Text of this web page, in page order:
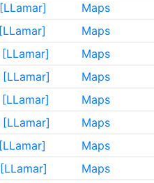
[LLamar] Maps
[LLamar] Maps
[LLamar] Maps
[LLamar] Maps
[LLamar] Maps
[LLamar] Maps
[LLamar] Maps
[LLamar] Maps